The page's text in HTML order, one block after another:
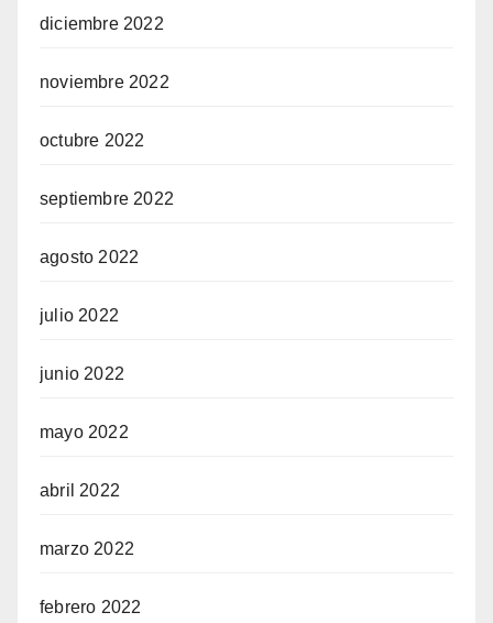
diciembre 2022
noviembre 2022
octubre 2022
septiembre 2022
agosto 2022
julio 2022
junio 2022
mayo 2022
abril 2022
marzo 2022
febrero 2022